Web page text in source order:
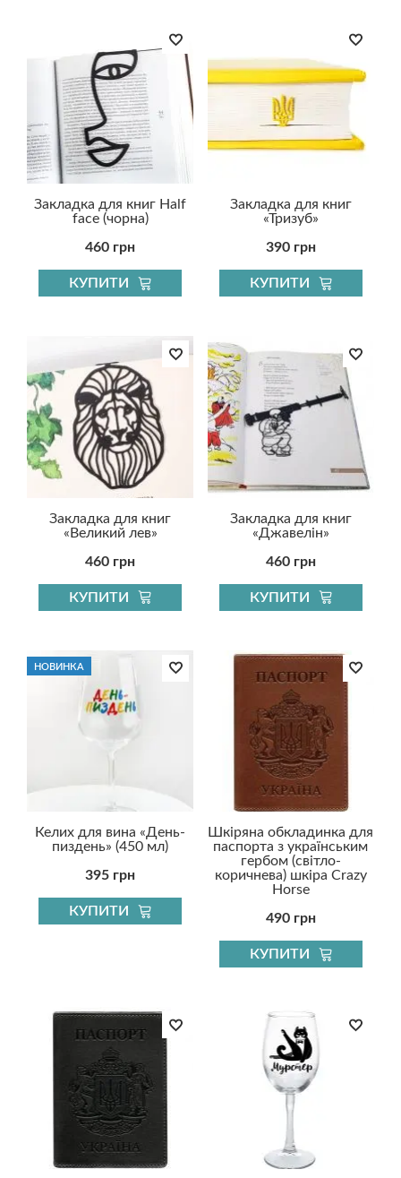
Закладка для книг Half
face (чорна)
460 грн
КУПИТИ
Закладка для книг
«Тризуб»
390 грн
КУПИТИ
Закладка для книг
«Великий лев»
460 грн
КУПИТИ
Закладка для книг
«Джавелін»
460 грн
КУПИТИ
НОВИНКА
Келих для вина «День-
пиздень» (450 мл)
395 грн
КУПИТИ
Шкіряна обкладинка для
паспорта з українським
гербом (світло-
коричнева) шкіра Crazy
Horse
490 грн
КУПИТИ